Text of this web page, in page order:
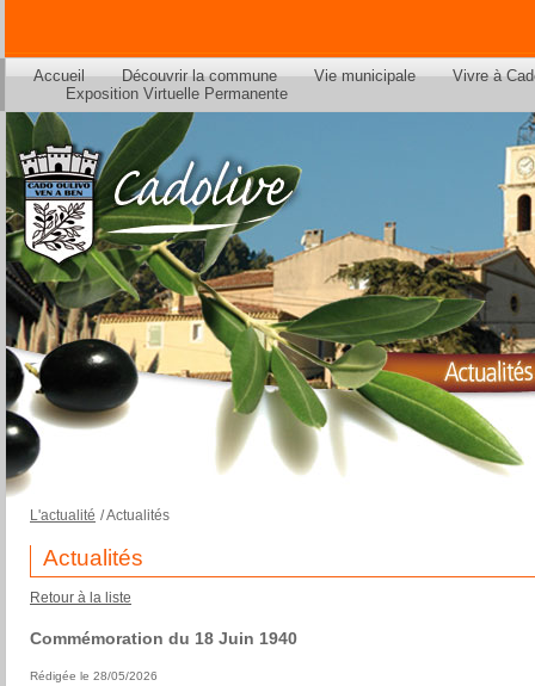
Accueil Découvrir la commune Vie municipale
Vivre à
Exposition Virtuelle Permanente
L'actualité /Actualités
Actualités
Retour à la liste
Commémoration du 18 Juin 1940
Rédigée le 28/05/2026